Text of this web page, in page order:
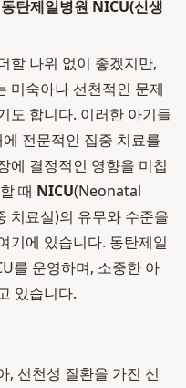
탄제일병원 NICU(신생
할 나위 없이 좋겠지만,
미숙아나 선천적인 문제
도 합니다. 이러한 아기들
전문적인 집중 치료를
에 결정적인 영향을 미칩
때 NICU(Neonatal
치료실)의 유무와 수준을
기에 있습니다. 동탄제일
를 운영하며, 소중한 아
있습니다.
, 선천성 질환을 가진 신